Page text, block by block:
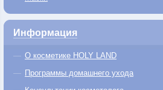
Информация
О косметике HOLY LAND
Программы домашнего ухода